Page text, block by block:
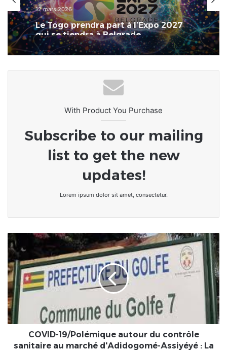
12 mars 2026
Le Togo prendra part à l’Expo 2027
qui se tiendra à Belgrade.
With Product You Purchase
Subscribe to our mailing
list to get the new
updates!
Lorem ipsum dolor sit amet, consectetur.
COVID-
19/Polémique
autour
du
contrôle
sanitaire
au
marché
d'Adidogomé-
AssiyéyéCOVID-19/Polémique autour du contrôle
sanitaire au marché d'Adidogomé-Assiyéyé : La